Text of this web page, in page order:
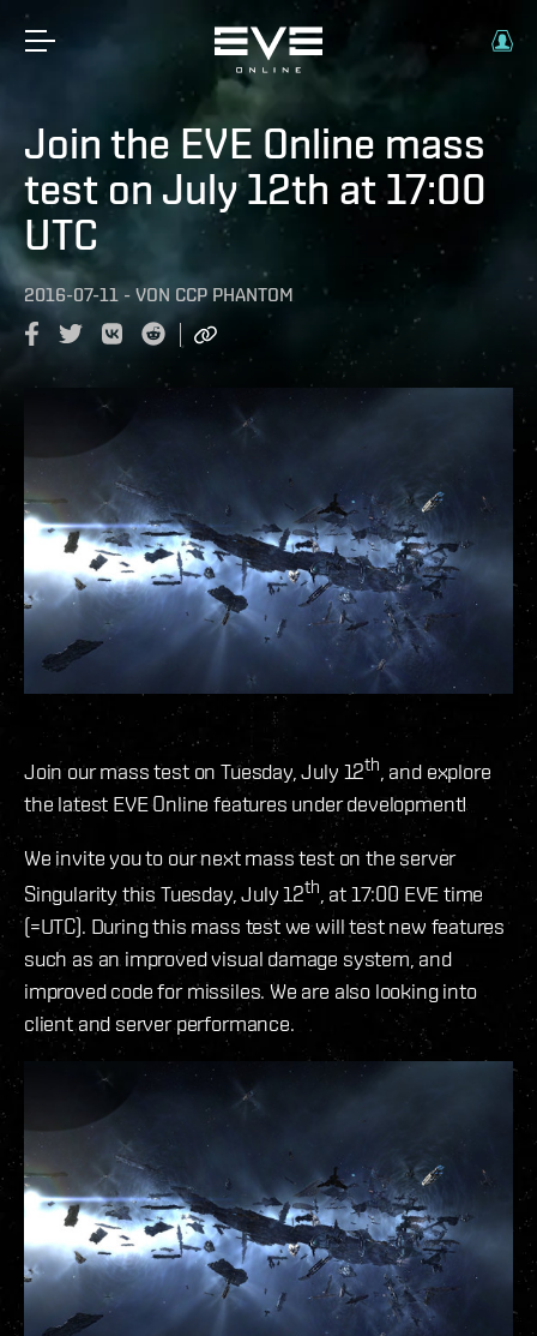
Join the EVE Online mass
test on July 12th at 17:00
UTC
2016-07-11 - VON CCP PHANTOM
Join our mass test on Tuesday, July 12th, and explore
the latest EVE Online features under development!
We invite you to our next mass test on the server
Singularity this Tuesday, July 12th , at 17:00 EVE time
(=UTC). During this mass test we will test new features
such as an improved visual damage system, and
improved code for missiles. We are also looking into
client and server performance.